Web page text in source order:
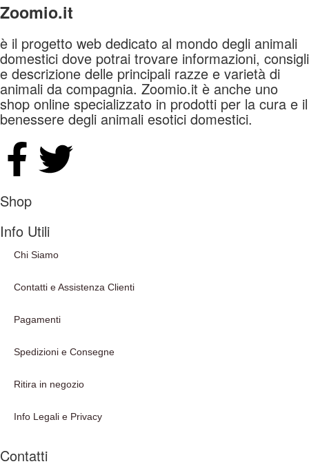
Zoomio.it
è il progetto web dedicato al mondo degli animali
domestici dove potrai trovare informazioni, consigli
e descrizione delle principali razze e varietà di
animali da compagnia. Zoomio.it è anche uno
shop online specializzato in prodotti per la cura e il
benessere degli animali esotici domestici.
Shop
Info Utili
Chi Siamo
Contatti e Assistenza Clienti
Pagamenti
Spedizioni e Consegne
Ritira in negozio
Info Legali e Privacy
Contatti